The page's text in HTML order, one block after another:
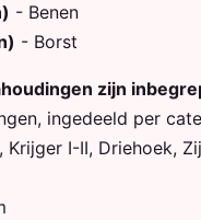
- Benen
- Borst
zijn
ingedeeld per
Krijger I-II, Driehoek,